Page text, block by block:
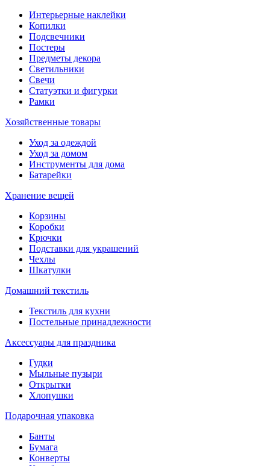
Интерьерные наклейки
Копилки
Подсвечники
Постеры
Предметы декора
Светильники
Свечи
Статуэтки и фигурки
Рамки
Хозяйственные товары
Уход за одеждой
Уход за домом
Инструменты для дома
Батарейки
Хранение вещей
Корзины
Коробки
Крючки
Подставки для украшений
Чехлы
Шкатулки
Домашний текстиль
Текстиль для кухни
Постельные принадлежности
Аксессуары для праздника
Гудки
Мыльные пузыри
Открытки
Хлопушки
Подарочная упаковка
Банты
Бумага
Конверты